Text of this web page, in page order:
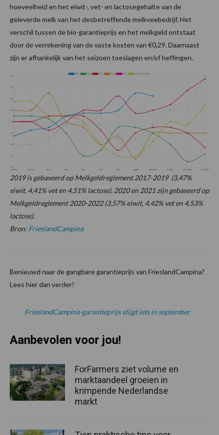
hoeveelheid en het eiwit-, vet- en lactosegehalte van de
geleverde melk van het desbetreffende melkveebedrijf. Het
verschil tussen de bio-garantieprijs en het melkgeld ontstaat
door de verrekening van de vaste kosten van €0,29. Daarnaast
zijn er afhankelijk van het seizoen toeslagen en/of heffingen.
2019 is gebaseerd op Melkgeldreglement 2017-2019 (3,47%
eiwit, 4,41% vet en 4,51% lactose). 2020 en 2021 zijn gebaseerd op
Melkgeldreglement 2020-2022 (3,57% eiwit, 4,42% vet en 4,53%
lactose).
Bron: FrieslandCampina
Benieuwd naar de gangbare garantieprijs van FrieslandCampina?
Lees hier dan verder!
FrieslandCampina-garantieprijs stijgt iets in september
Aanbevolen voor jou!
ForFarmers ziet volume en
marktaandeel groeien in
krimpende Nederlandse
markt